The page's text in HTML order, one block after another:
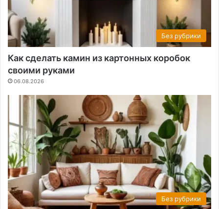
Без рубрики
Как сделать камин из картонных коробок
своими руками
06.08.2026
Без рубрики